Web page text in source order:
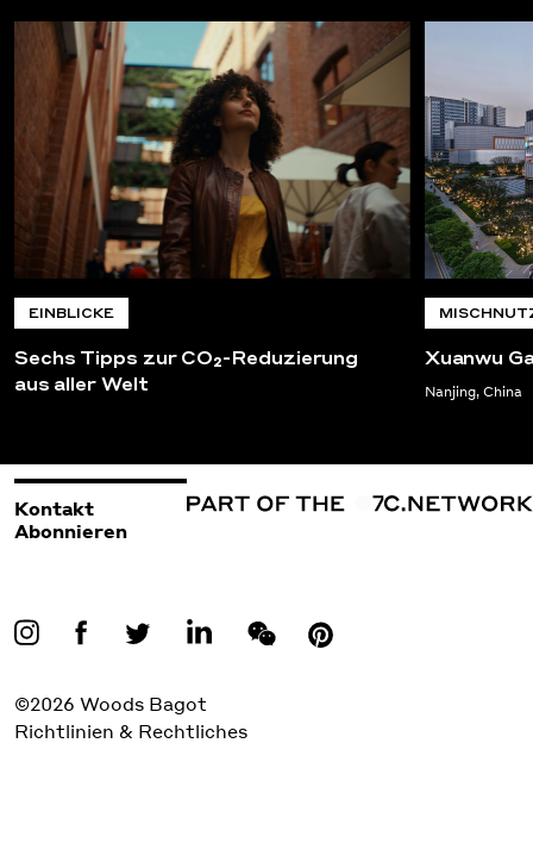
EINBLICKE
Sechs Tipps zur CO₂-Reduzierung
aus aller Welt
Xuanwu
Nanjing, China
Kontakt
Abonnieren
©2026 Woods Bagot
Richtlinien & Rechtliches